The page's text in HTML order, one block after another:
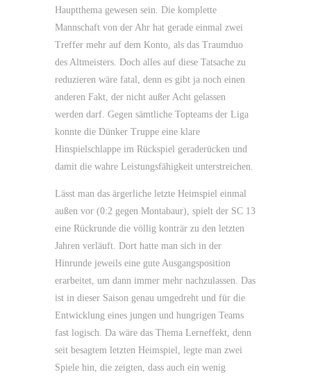
Hauptthema gewesen sein. Die komplette
Mannschaft von der Ahr hat gerade einmal zwei
Treffer mehr auf dem Konto, als das Traumduo
des Altmeisters. Doch alles auf diese Tatsache zu
reduzieren wäre fatal, denn es gibt ja noch einen
anderen Fakt, der nicht außer Acht gelassen
werden darf. Gegen sämtliche Topteams der Liga
konnte die Dünker Truppe eine klare
Hinspielschlappe im Rückspiel geraderücken und
damit die wahre Leistungsfähigkeit unterstreichen.
Lässt man das ärgerliche letzte Heimspiel einmal
außen vor (0:2 gegen Montabaur), spielt der SC 13
eine Rückrunde die völlig konträr zu den letzten
Jahren verläuft. Dort hatte man sich in der
Hinrunde jeweils eine gute Ausgangsposition
erarbeitet, um dann immer mehr nachzulassen. Das
ist in dieser Saison genau umgedreht und für die
Entwicklung eines jungen und hungrigen Teams
fast logisch. Da wäre das Thema Lerneffekt, denn
seit besagtem letzten Heimspiel, legte man zwei
Spiele hin, die zeigten, dass auch ein wenig